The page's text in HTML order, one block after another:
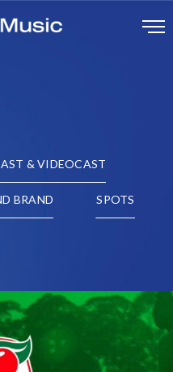
& VIDEOCAST
BRAND SPOTS